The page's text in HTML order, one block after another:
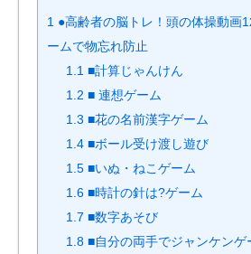
1 ●高齢者の脳トレ！頭の体操動画
ームで物忘れ防止
1.1 ■計算じゃんけん
1.2 ■ 連想ゲーム
1.3 ■花の名前漢字ゲーム
1.4 ■ボール受け渡し遊び
1.5 ■いぬ・ねこゲーム
1.6 ■時計の針は?ゲーム
1.7 ■数字あそび
1.8 ■自分の両手でジャンケンゲ